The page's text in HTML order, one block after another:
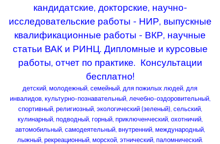
кандидатские, докторские, научно-
исследовательские работы - НИР, выпускные
квалификационные работы - ВКР, научные
статьи ВАК и РИНЦ. Дипломные и курсовые
работы, отчет по практике. Консультации
бесплатно!
детский, молодежный, семейный, для пожилых людей, для
инвалидов, культурно-познавательный, лечебно-оздоровительный,
спортивный, религиозный, экологический (зеленый), сельский,
кулинарный, подводный, горный, приключенческий, охотничий,
автомобильный, самодеятельный, внутренний, международный,
лыжный, рекреационный, морской, этнический, паломнический.